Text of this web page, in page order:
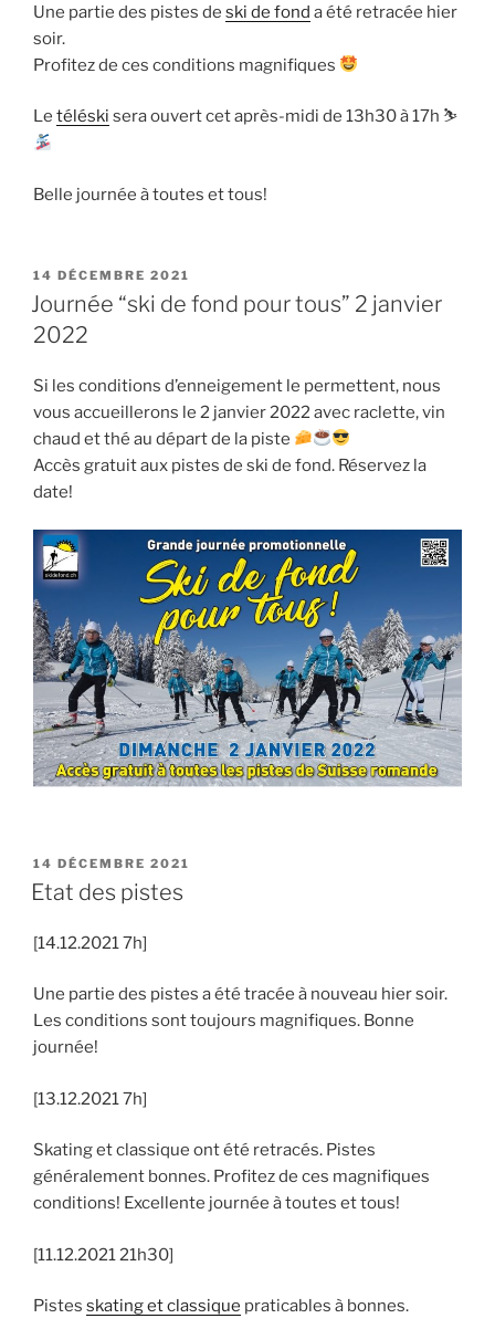
Une partie des pistes de ski de fond a été retracée hier
soir.
Profitez de ces conditions magnifiques
Le téléski sera ouvert cet après-midi de 13h30 à 17h ⛷
Belle journée à toutes et tous!
PUBLIÉ
LE
14 DÉCEMBRE 2021
Journée “ski de fond pour tous” 2 janvier
2022
Si les conditions d’enneigement le permettent, nous
vous accueillerons le 2 janvier 2022 avec raclette, vin
chaud et thé au départ de la piste
Accès gratuit aux pistes de ski de fond. Réservez la
date!
PUBLIÉ
LE
14 DÉCEMBRE 2021
Etat des pistes
[14.12.2021 7h]
Une partie des pistes a été tracée à nouveau hier soir.
Les conditions sont toujours magnifiques. Bonne
journée!
[13.12.2021 7h]
Skating et classique ont été retracés. Pistes
généralement bonnes. Profitez de ces magnifiques
conditions! Excellente journée à toutes et tous!
[11.12.2021 21h30]
Pistes skating et classique praticables à bonnes.